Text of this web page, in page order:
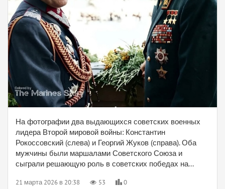
На фотографии два выдающихся советских военных
лидера Второй мировой войны: Константин
Рокоссовский (слева) и Георгий Жуков (справа). Оба
мужчины были маршалами Советского Союза и
сыграли решающую роль в советских победах на...
21 марта 2026 в 20:38 53 0